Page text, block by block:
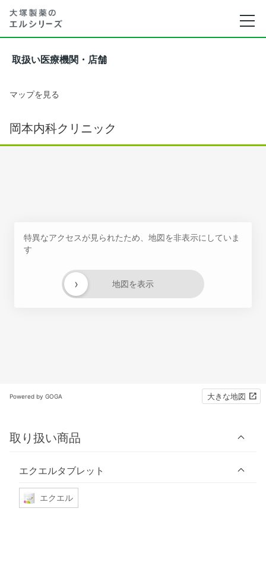
取扱い医療機関・店舗
マップを見る
岡本内科クリニック
特異なアクセスが見られたため、地図を非表示にしていま
す
地図を表示
›
Powered by GOGA 大きな地図
取り扱い商品
エクエルタブレット
エクエル